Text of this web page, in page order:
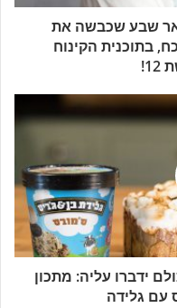
שבע שכבשה את
בתוכנית הקינוח
ידברו עליה: מתכון
עם גלידה